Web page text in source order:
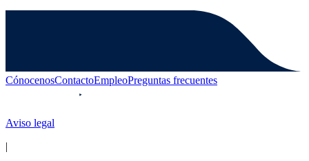
CónocenosContactoEmpleoPreguntas frecuentes
Aviso legal
|